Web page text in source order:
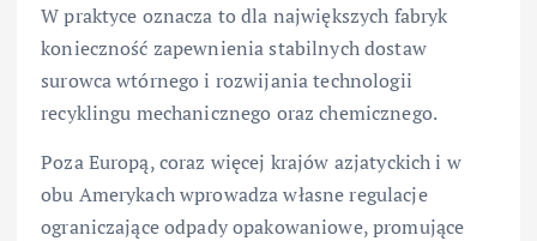
W praktyce oznacza to dla największych fabryk
konieczność zapewnienia stabilnych dostaw
surowca wtórnego i rozwijania technologii
recyklingu mechanicznego oraz chemicznego.
Poza Europą, coraz więcej krajów azjatyckich i w
obu Amerykach wprowadza własne regulacje
ograniczające odpady opakowaniowe, promujące